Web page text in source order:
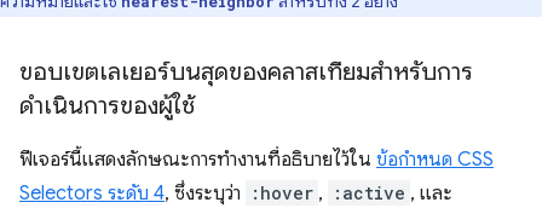
ขอบเขตเลเยอร์บนสุดของคลาสเทียมสำหรับการ
ดำเนินการของผู้ใช้
ฟีเจอร์นี้แสดงลักษณะการทำงานที่อธิบายไว้ใน ข้อกำหนด CSS
Selectors ระดับ 4, ซึ่งระบุว่า :hover , :active , และ